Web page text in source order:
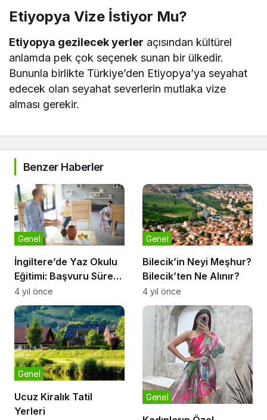
Etiyopya Vize İstiyor Mu?
Etiyopya gezilecek yerler açısından kültürel
anlamda pek çok seçenek sunan bir ülkedir.
Bununla birlikte Türkiye’den Etiyopya’ya seyahat
edecek olan seyahat severlerin mutlaka vize
alması gerekir.
Benzer Haberler
İngiltere’de Yaz Okulu
Eğitimi: Başvuru Süreci
ve Kabul Şartları
Genel
4 yıl önce
Bilecik’in Neyi Meşhur?
Bilecik’ten Ne Alınır?
Genel
4 yıl önce
Ucuz Kiralık Tatil
Yerleri
Genel
Genel